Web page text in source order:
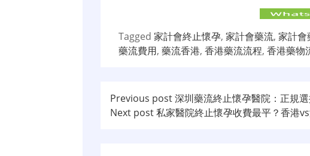
Tagged 家計會終止懷孕, 家計會藥流, 家計會
藥流費用, 藥流香港, 香港藥流流程, 香港藥物
文
章
Previous post深圳藥流終止懷孕醫院：正規
Next post私家醫院終止懷孕收費最平？香港